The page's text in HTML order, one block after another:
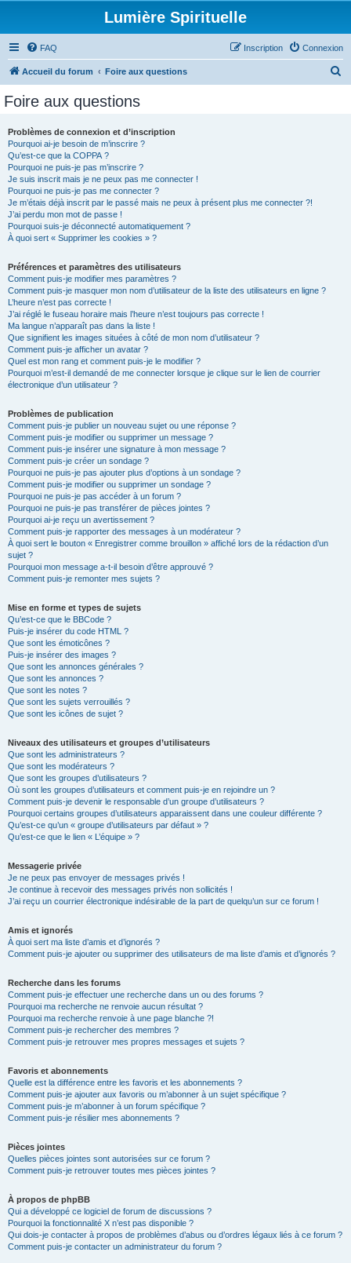
Lumière Spirituelle
FAQ Connexion
Inscription
Accueil du forum Foire aux questions
Foire aux questions
Problèmes de connexion et d’inscription
Pourquoi ai-je besoin de m’inscrire ?
Qu’est-ce que la COPPA ?
Pourquoi ne puis-je pas m’inscrire ?
Je suis inscrit mais je ne peux pas me connecter !
Pourquoi ne puis-je pas me connecter ?
Je m’étais déjà inscrit par le passé mais ne peux à présent plus me connecter ?!
J’ai perdu mon mot de passe !
Pourquoi suis-je déconnecté automatiquement ?
À quoi sert « Supprimer les cookies » ?
Préférences et paramètres des utilisateurs
Comment puis-je modifier mes paramètres ?
Comment puis-je masquer mon nom d’utilisateur de la liste des utilisateurs en ligne ?
L’heure n’est pas correcte !
J’ai réglé le fuseau horaire mais l’heure n’est toujours pas correcte !
Ma langue n’apparaît pas dans la liste !
Que signifient les images situées à côté de mon nom d’utilisateur ?
Comment puis-je afficher un avatar ?
Quel est mon rang et comment puis-je le modifier ?
Pourquoi m’est-il demandé de me connecter lorsque je clique sur le lien de courrier
électronique d’un utilisateur ?
Problèmes de publication
Comment puis-je publier un nouveau sujet ou une réponse ?
Comment puis-je modifier ou supprimer un message ?
Comment puis-je insérer une signature à mon message ?
Comment puis-je créer un sondage ?
Pourquoi ne puis-je pas ajouter plus d’options à un sondage ?
Comment puis-je modifier ou supprimer un sondage ?
Pourquoi ne puis-je pas accéder à un forum ?
Pourquoi ne puis-je pas transférer de pièces jointes ?
Pourquoi ai-je reçu un avertissement ?
Comment puis-je rapporter des messages à un modérateur ?
À quoi sert le bouton « Enregistrer comme brouillon » affiché lors de la rédaction d’un
sujet ?
Pourquoi mon message a-t-il besoin d’être approuvé ?
Comment puis-je remonter mes sujets ?
Mise en forme et types de sujets
Qu’est-ce que le BBCode ?
Puis-je insérer du code HTML ?
Que sont les émoticônes ?
Puis-je insérer des images ?
Que sont les annonces générales ?
Que sont les annonces ?
Que sont les notes ?
Que sont les sujets verrouillés ?
Que sont les icônes de sujet ?
Niveaux des utilisateurs et groupes d’utilisateurs
Que sont les administrateurs ?
Que sont les modérateurs ?
Que sont les groupes d’utilisateurs ?
Où sont les groupes d’utilisateurs et comment puis-je en rejoindre un ?
Comment puis-je devenir le responsable d’un groupe d’utilisateurs ?
Pourquoi certains groupes d’utilisateurs apparaissent dans une couleur différente ?
Qu’est-ce qu’un « groupe d’utilisateurs par défaut » ?
Qu’est-ce que le lien « L’équipe » ?
Messagerie privée
Je ne peux pas envoyer de messages privés !
Je continue à recevoir des messages privés non sollicités !
J’ai reçu un courrier électronique indésirable de la part de quelqu’un sur ce forum !
Amis et ignorés
À quoi sert ma liste d’amis et d’ignorés ?
Comment puis-je ajouter ou supprimer des utilisateurs de ma liste d’amis et d’ignorés ?
Recherche dans les forums
Comment puis-je effectuer une recherche dans un ou des forums ?
Pourquoi ma recherche ne renvoie aucun résultat ?
Pourquoi ma recherche renvoie à une page blanche ?!
Comment puis-je rechercher des membres ?
Comment puis-je retrouver mes propres messages et sujets ?
Favoris et abonnements
Quelle est la différence entre les favoris et les abonnements ?
Comment puis-je ajouter aux favoris ou m’abonner à un sujet spécifique ?
Comment puis-je m’abonner à un forum spécifique ?
Comment puis-je résilier mes abonnements ?
Pièces jointes
Quelles pièces jointes sont autorisées sur ce forum ?
Comment puis-je retrouver toutes mes pièces jointes ?
À propos de phpBB
Qui a développé ce logiciel de forum de discussions ?
Pourquoi la fonctionnalité X n’est pas disponible ?
Qui dois-je contacter à propos de problèmes d’abus ou d’ordres légaux liés à ce forum ?
Comment puis-je contacter un administrateur du forum ?